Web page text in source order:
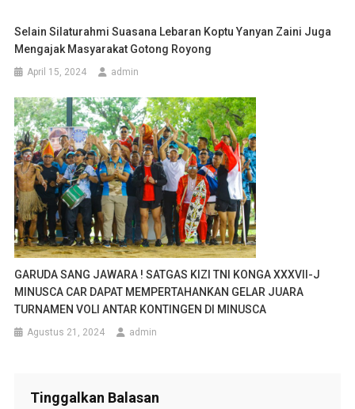
Selain Silaturahmi Suasana Lebaran Koptu Yanyan Zaini Juga
Mengajak Masyarakat Gotong Royong
April 15, 2024 admin
GARUDA SANG JAWARA ! SATGAS KIZI TNI KONGA XXXVII-J
MINUSCA CAR DAPAT MEMPERTAHANKAN GELAR JUARA
TURNAMEN VOLI ANTAR KONTINGEN DI MINUSCA
Agustus 21, 2024 admin
Tinggalkan Balasan